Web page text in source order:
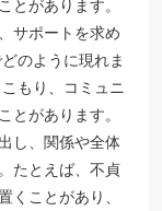
とがあります。
サポートを求め
のように現れま
もり、コミュニ
があります。
し、関係や全体
たとえば、不貞
ことがあり、